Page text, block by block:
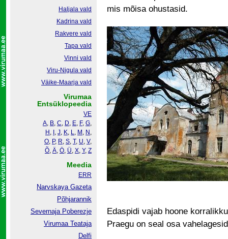
mis mõisa ohustasid.
Edaspidi vajab hoone
Praegu on seal osa
Haljala vald
Kadrina vald
Rakvere vald
Tapa vald
Vinni vald
Viru-Nigula vald
Väike-Maarja vald
Virumaa
Entsüklopeedia
VE
A, B, C, D, E, F, G,
H , , J, K, L, M , N ,
O, P, R, S, T, U, V,
Õ, Ä, Ö, Ü, X, Y, Z
Meedia
ERR
Narvskaya Gazeta
Põhjarannik
Severnaja Poberezje
Virumaa Teataja
Delfi